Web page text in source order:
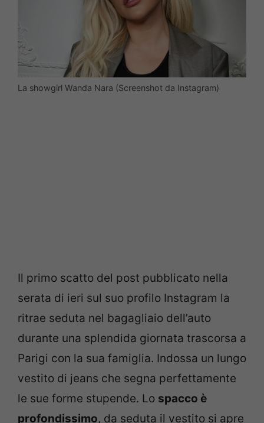
La showgirl Wanda Nara (Screenshot da Instagram)
Il primo scatto del post pubblicato nella
serata di ieri sul suo profilo Instagram la
ritrae seduta nel bagagliaio dell’auto
durante una splendida giornata trascorsa a
Parigi con la sua famiglia. Indossa un lungo
vestito di jeans che segna perfettamente
le sue forme stupende. Lo spacco è
profondissimo, da seduta il vestito si apre